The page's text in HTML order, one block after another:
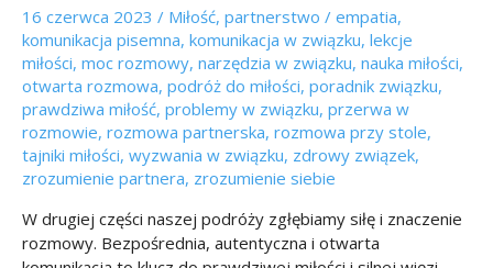
16 czerwca 2023 / Miłość, partnerstwo / empatia,
komunikacja pisemna, komunikacja w związku, lekcje
miłości, moc rozmowy, narzędzia w związku, nauka miłości,
otwarta rozmowa, podróż do miłości, poradnik związku,
prawdziwa miłość, problemy w związku, przerwa w
rozmowie, rozmowa partnerska, rozmowa przy stole,
tajniki miłości, wyzwania w związku, zdrowy związek,
zrozumienie partnera, zrozumienie siebie
W drugiej części naszej podróży zgłębiamy siłę i znaczenie
rozmowy. Bezpośrednia, autentyczna i otwarta